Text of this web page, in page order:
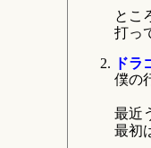
とこ
打っ
ドラ
僕の
最近
最初